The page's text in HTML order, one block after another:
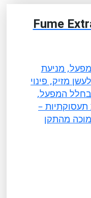
Fume
מניעת
מזיק, פינוי
בחלל המפעל,
–
מהתקן